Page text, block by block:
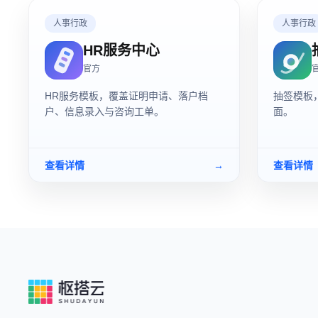
人事行政
HR服务中心
官方
HR服务模板，覆盖证明申请、落户档
户、信息录入与咨询工单。
查看详情 →
人事行政
抽签模板
面。
查看详情